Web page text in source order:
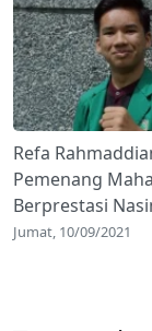
Refa
Pemenang
Berprestasi
Jumat, 10/09/2021